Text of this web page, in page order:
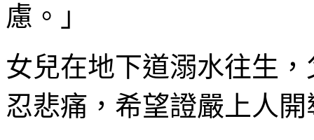
慮。」
女兒在地下道溺水往生
忍悲痛，希望證嚴上人開